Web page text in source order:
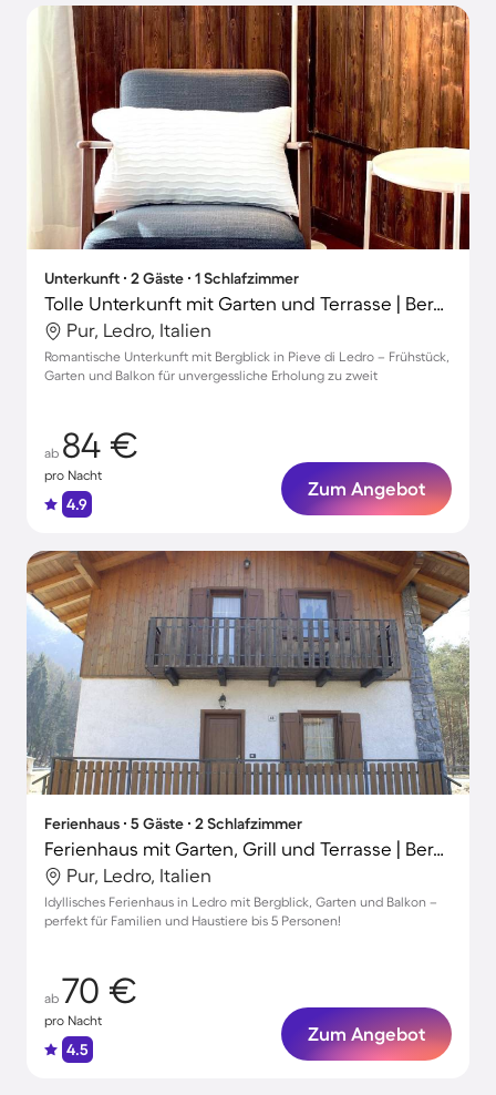
Unterkunft ∙ 2 Gäste ∙ 1 Schlafzimmer
Tolle Unterkunft mit Garten und Terrasse | Bergblick | Nah am Strand
Pur, Ledro, Italien
Romantische Unterkunft mit Bergblick in Pieve di Ledro – Frühstück,
Garten und Balkon für unvergessliche Erholung zu zweit
ab 84 €
pro Nacht
4.9
Zum Angebot
Ferienhaus ∙ 5 Gäste ∙ 2 Schlafzimmer
Ferienhaus mit Garten, Grill und Terrasse | Bergblick
Pur, Ledro, Italien
Idyllisches Ferienhaus in Ledro mit Bergblick, Garten und Balkon –
perfekt für Familien und Haustiere bis 5 Personen!
ab 70 €
pro Nacht
4.5
Zum Angebot